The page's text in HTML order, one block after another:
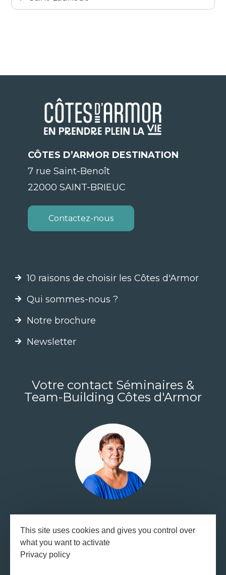
CÔTES D’ARMOR DESTINATION
7 rue Saint-Benoît
22000 SAINT-BRIEUC
Contactez-nous
10 raisons de choisir les Côtes d'Armor
Qui sommes-nous ?
Notre brochure
Newsletter
Votre contact Séminaires &
Team-Building Côtes d'Armor
02 96 62 72 26
This site uses cookies and gives you control over
what you want to activate
Privacy policy